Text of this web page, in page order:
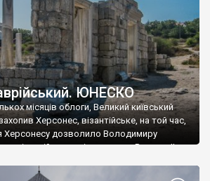
ЮНЕСКО
місяців облоги, Великий київський
Херсонес, візантійське, на той час,
Херсонесу дозволило Володимиру
візантійському імператору Василю ІІ, та
язичник, став Василем-християнином.